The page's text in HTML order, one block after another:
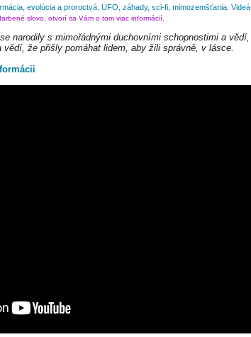
evolúcia a proroctvá, UFO, záhady, sci-fi, mimozemšťania, Videá
slovo, otvorí sa Vám o tom viac informácií.
narodily s mimořádnými duchovními schopnostimi a vědí,
vědí, že přišly pomáhat lidem, aby žili správně, v lásce.